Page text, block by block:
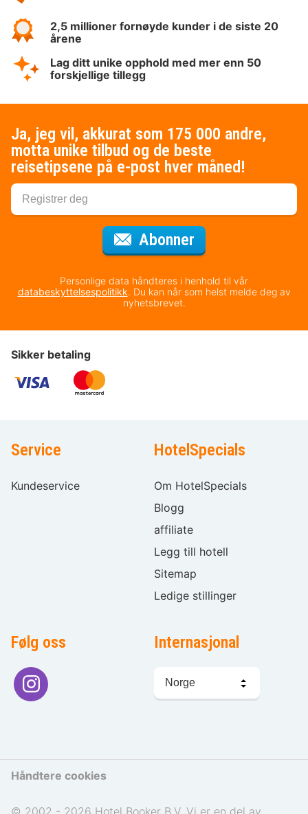
2,5 millioner fornøyde kunder i de siste 20
årene
Lag ditt unike opphold med mer enn 50
forskjellige tillegg
Ja, jeg vil, akkurat som 175 000 andre,
motta unike tilbud og de beste
reisetipsene på e-post hver måned!
Abonner
Personlige data håndteres i henhold til vår
databeskyttelsespolitikk. Du kan når som helst melde deg av
nyhetsbrevet.
Sikker betaling
Service
Kundeservice
HotelSpecials
Om HotelSpecials
Blogg
affiliate
Legg till hotell
Sitemap
Ledige stillinger
Følg oss Internasjonal
Håndtere cookies